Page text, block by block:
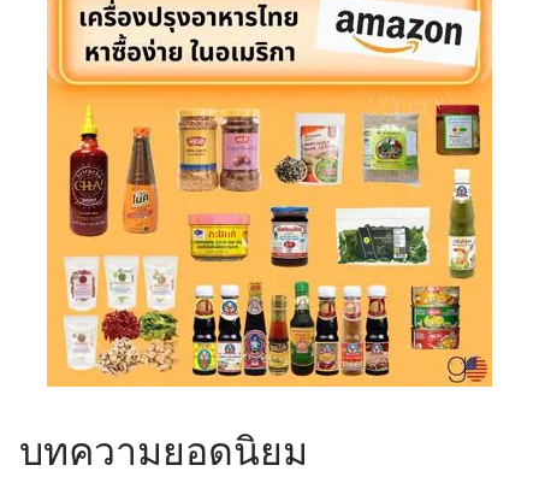
บทความยอดนิยม